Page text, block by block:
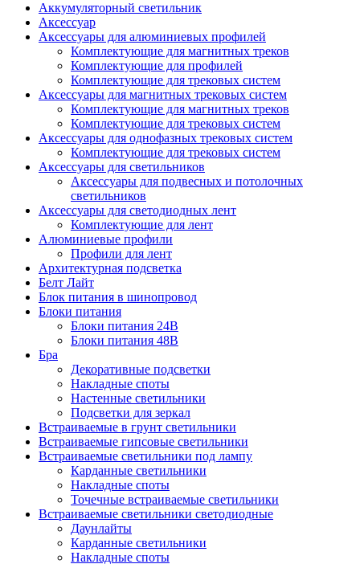
Аккумуляторный светильник
Аксессуар
Аксессуары для алюминиевых профилей
Комплектующие для магнитных треков
Комплектующие для профилей
Комплектующие для трековых систем
Аксессуары для магнитных трековых систем
Комплектующие для магнитных треков
Комплектующие для трековых систем
Аксессуары для однофазных трековых систем
Комплектующие для трековых систем
Аксессуары для светильников
Аксессуары для подвесных и потолочных
светильников
Аксессуары для светодиодных лент
Комплектующие для лент
Алюминиевые профили
Профили для лент
Архитектурная подсветка
Белт Лайт
Блок питания в шинопровод
Блоки питания
Блоки питания 24В
Блоки питания 48В
Бра
Декоративные подсветки
Накладные споты
Настенные светильники
Подсветки для зеркал
Встраиваемые в грунт светильники
Встраиваемые гипсовые светильники
Встраиваемые светильники под лампу
Карданные светильники
Накладные споты
Точечные встраиваемые светильники
Встраиваемые светильники светодиодные
Даунлайты
Карданные светильники
Накладные споты